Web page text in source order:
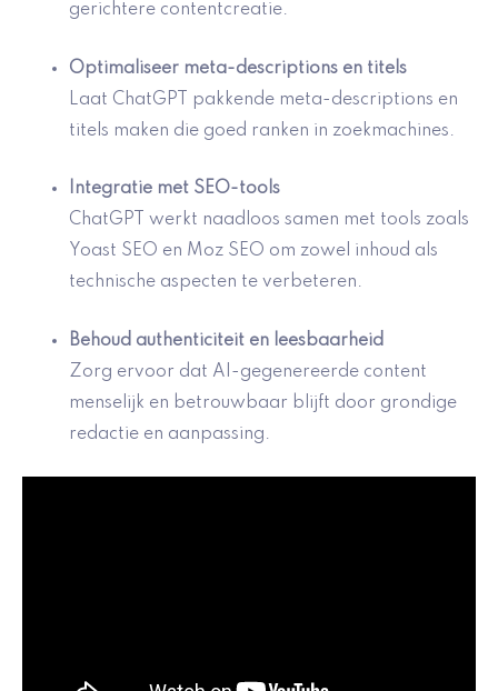
gerichtere contentcreatie.
Optimaliseer meta-descriptions en titels
Laat ChatGPT pakkende meta-descriptions en
titels maken die goed ranken in zoekmachines.
Integratie met SEO-tools
ChatGPT werkt naadloos samen met tools zoals
Yoast SEO en Moz SEO om zowel inhoud als
technische aspecten te verbeteren.
Behoud authenticiteit en leesbaarheid
Zorg ervoor dat AI-gegenereerde content
menselijk en betrouwbaar blijft door grondige
redactie en aanpassing.